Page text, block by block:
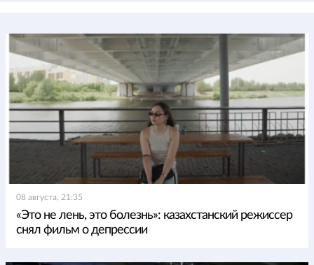
08 августа, 21:35
«Это не лень, это болезнь»: казахстанский режиссер
снял фильм о депрессии